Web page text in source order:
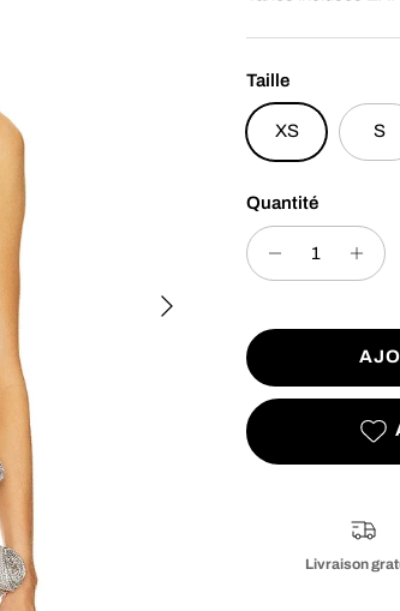
Suivant
Taille
XS S
Quantité
Livraison